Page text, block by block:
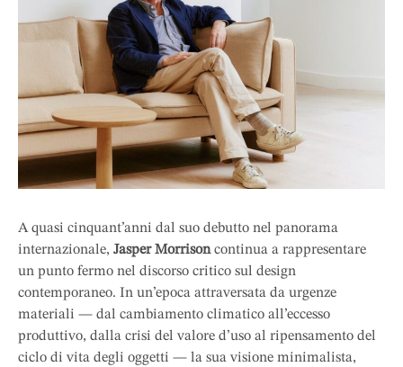
A quasi cinquant’anni dal suo debutto nel panorama
internazionale, Jasper Morrisoncontinua a rappresentare
un punto fermo nel discorso critico sul design
contemporaneo. In un’epoca attraversata da urgenze
materiali — dal cambiamento climatico all’eccesso
produttivo, dalla crisi del valore d’uso al ripensamento del
ciclo di vita degli oggetti — la sua visione minimalista,